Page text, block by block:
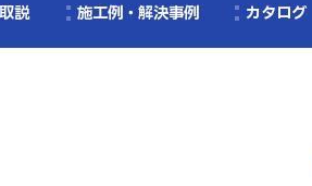
説 施工例・解決事例 カタログ